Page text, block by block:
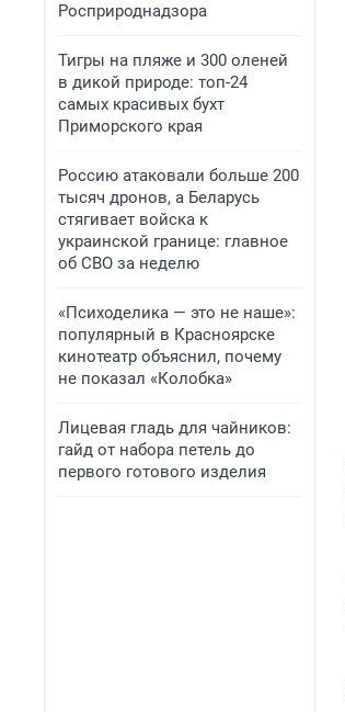
Росприроднадзора
Тигры на пляже и 300 оленей
в дикой природе: топ-24
самых красивых бухт
Приморского края
Россию атаковали больше 200
тысяч дронов, а Беларусь
стягивает войска к
украинской границе: главное
об СВО за неделю
«Психоделика — это не наше»:
популярный в Красноярске
кинотеатр объяснил, почему
не показал «Колобка»
Лицевая гладь для чайников:
гайд от набора петель до
первого готового изделия